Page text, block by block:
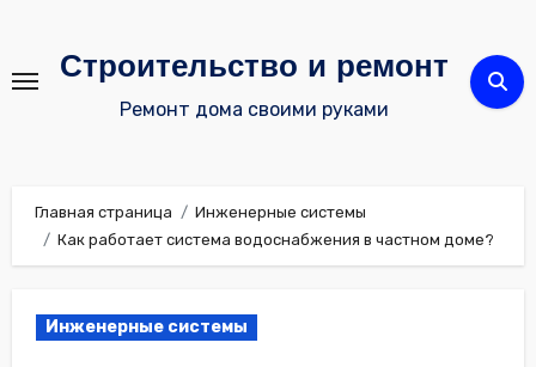
содержимому
Строительство и ремонт
Ремонт дома своими руками
Главная страница
Инженерные системы
Как работает система водоснабжения в частном доме?
Инженерные системы